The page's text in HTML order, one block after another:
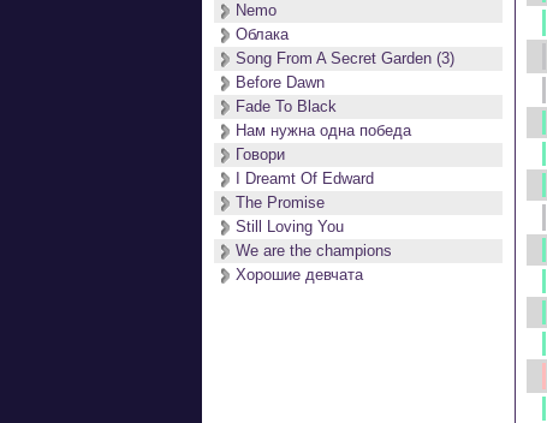
Nemo
Облака
Song From A Secret Garden (3)
Before Dawn
Fade To Black
Нам нужна одна победа
Говори
I Dreamt Of Edward
The Promise
Still Loving You
We are the champions
Хорошие девчата